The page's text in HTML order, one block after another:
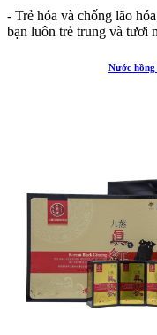
- Trẻ hóa và chống lão
bạn luôn trẻ trung và tươi
Nước hồng